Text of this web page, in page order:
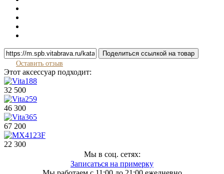
Поделиться ссылкой на товар
Оставить отзыв
Этот аксессуар подходит:
32 500
46 300
67 200
22 300
Мы в соц. сетях:
Записаться на примерку